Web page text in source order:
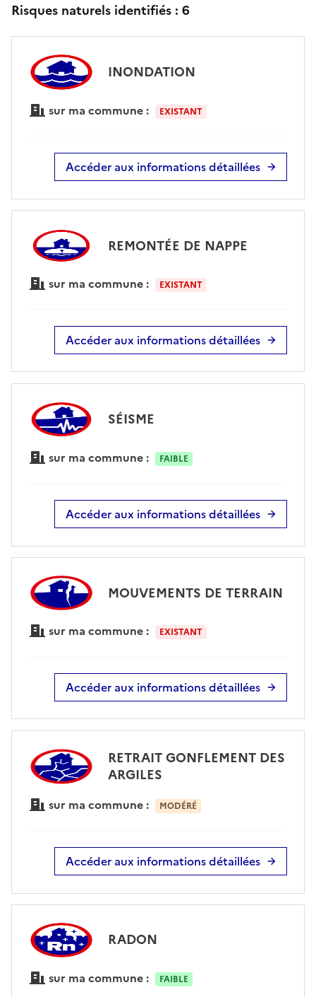
Risques naturels identifiés : 6
INONDATION
sur ma commune : EXISTANT
Accéder aux informations détaillées
REMONTÉE DE NAPPE
sur ma commune : EXISTANT
Accéder aux informations détaillées
SÉISME
sur ma commune : FAIBLE
Accéder aux informations détaillées
MOUVEMENTS DE TERRAIN
sur ma commune : EXISTANT
Accéder aux informations détaillées
RETRAIT GONFLEMENT DES
ARGILES
sur ma commune : MODÉRÉ
Accéder aux informations détaillées
RADON
sur ma commune : FAIBLE